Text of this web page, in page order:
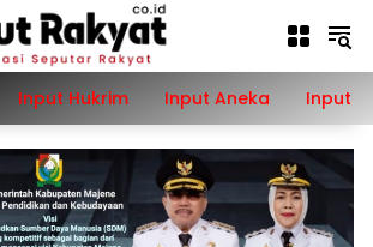
Input Hukrim Input Aneka Input